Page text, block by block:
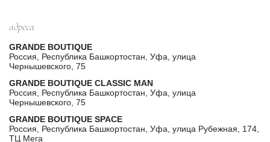
адреса
GRANDE BOUTIQUE
Россия, Республика Башкортостан, Уфа, улица
Чернышевского, 75
GRANDE BOUTIQUE CLASSIC MAN
Россия, Республика Башкортостан, Уфа, улица
Чернышевского, 75
GRANDE BOUTIQUE SPACE
Россия, Республика Башкортостан, Уфа, улица Рубежная, 174,
ТЦ Мега